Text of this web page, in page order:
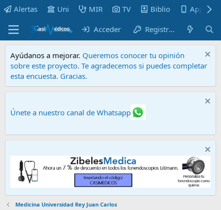
Alertas Uni MIR TV Biblio Apps
Acceder Registrarse
Ayúdanos a mejorar. Queremos conocer tu opinión
sobre este proyecto. Te agradecemos si puedes completar
esta encuesta. Gracias.
Únete a nuestro canal de Whatsapp
Medicina Universidad Rey Juan Carlos